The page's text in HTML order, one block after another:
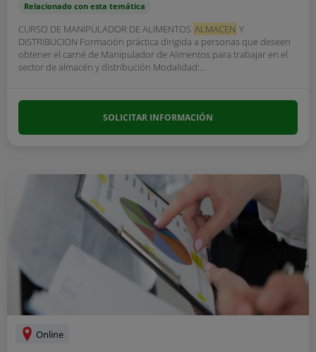
Relacionado con esta temática
CURSO DE MANIPULADOR DE ALIMENTOS ALMACEN Y
DISTRIBUCION Formación práctica dirigida a personas que deseen
obtener el carné de Manipulador de Alimentos para trabajar en el
sector de almacén y distribución Modalidad:...
SOLICITAR INFORMACIÓN
Online